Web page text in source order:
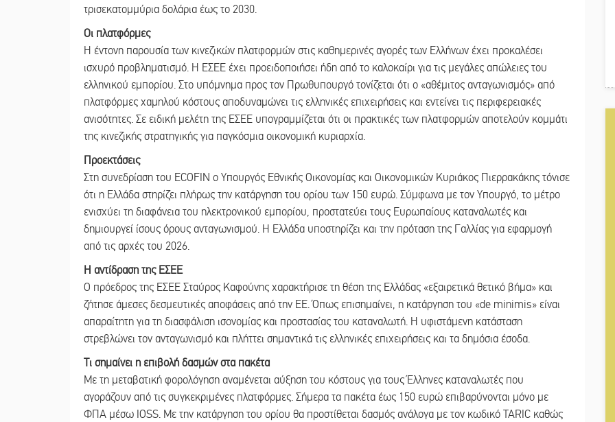
τρισεκατομμύρια δολάρια έως το 2030.
Οι πλατφόρμες
Η έντονη παρουσία των κινεζικών πλατφορμών στις καθημερινές αγορές των Ελλήνων έχει προκαλέσει
ισχυρό προβληματισμό. Η ΕΣΕΕ έχει προειδοποιήσει ήδη από το καλοκαίρι για τις μεγάλες απώλειες του
ελληνικού εμπορίου. Στο υπόμνημα προς τον Πρωθυπουργό τονίζεται ότι ο «αθέμιτος ανταγωνισμός» από
πλατφόρμες χαμηλού κόστους αποδυναμώνει τις ελληνικές επιχειρήσεις και εντείνει τις περιφερειακές
ανισότητες. Σε ειδική μελέτη της ΕΣΕΕ υπογραμμίζεται ότι οι πρακτικές των πλατφορμών αποτελούν κομμάτι
της κινεζικής στρατηγικής για παγκόσμια οικονομική κυριαρχία.
Προεκτάσεις
Στη συνεδρίαση του ECOFIN ο Υπουργός Εθνικής Οικονομίας και Οικονομικών Κυριάκος Πιερρακάκης τόνισε
ότι η Ελλάδα στηρίζει πλήρως την κατάργηση του ορίου των 150 ευρώ. Σύμφωνα με τον Υπουργό, το μέτρο
ενισχύει τη διαφάνεια του ηλεκτρονικού εμπορίου, προστατεύει τους Ευρωπαίους καταναλωτές και
δημιουργεί ίσους όρους ανταγωνισμού. Η Ελλάδα υποστηρίζει και την πρόταση της Γαλλίας για εφαρμογή
από τις αρχές του 2026.
Η αντίδραση της ΕΣΕΕ
Ο πρόεδρος της ΕΣΕΕ Σταύρος Καφούνης χαρακτήρισε τη θέση της Ελλάδας «εξαιρετικά θετικό βήμα» και
ζήτησε άμεσες δεσμευτικές αποφάσεις από την ΕΕ. Όπως επισημαίνει, η κατάργηση του «de minimis» είναι
απαραίτητη για τη διασφάλιση ισονομίας και προστασίας του καταναλωτή. Η υφιστάμενη κατάσταση
στρεβλώνει τον ανταγωνισμό και πλήττει σημαντικά τις ελληνικές επιχειρήσεις και τα δημόσια έσοδα.
Τι σημαίνει η επιβολή δασμών στα πακέτα
Με τη μεταβατική φορολόγηση αναμένεται αύξηση του κόστους για τους Έλληνες καταναλωτές που
αγοράζουν από τις συγκεκριμένες πλατφόρμες. Σήμερα τα πακέτα έως 150 ευρώ επιβαρύνονται μόνο με
ΦΠΑ μέσω IOSS. Με την κατάργηση του ορίου θα προστίθεται δασμός ανάλογα με τον κωδικό TARIC καθώς